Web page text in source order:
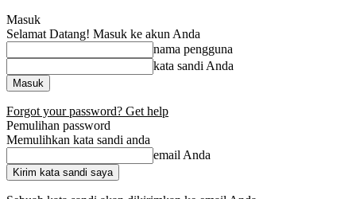
Masuk
Selamat Datang! Masuk ke akun Anda
nama pengguna
kata sandi Anda
Forgot your password? Get help
Pemulihan password
Memulihkan kata sandi anda
email Anda